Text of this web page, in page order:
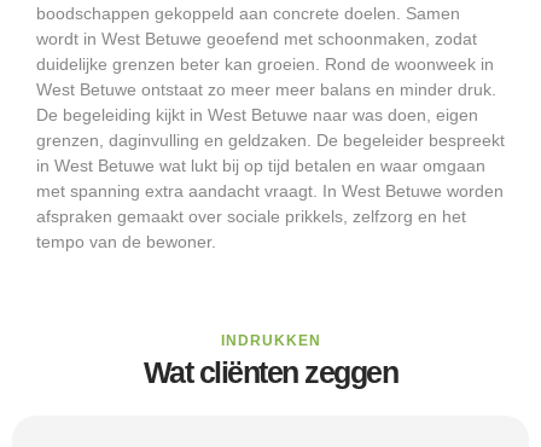
boodschappen gekoppeld aan concrete doelen. Samen
wordt in West Betuwe geoefend met schoonmaken, zodat
duidelijke grenzen beter kan groeien. Rond de woonweek in
West Betuwe ontstaat zo meer meer balans en minder druk.
De begeleiding kijkt in West Betuwe naar was doen, eigen
grenzen, daginvulling en geldzaken. De begeleider bespreekt
in West Betuwe wat lukt bij op tijd betalen en waar omgaan
met spanning extra aandacht vraagt. In West Betuwe worden
afspraken gemaakt over sociale prikkels, zelfzorg en het
tempo van de bewoner.
INDRUKKEN
Wat cliënten zeggen